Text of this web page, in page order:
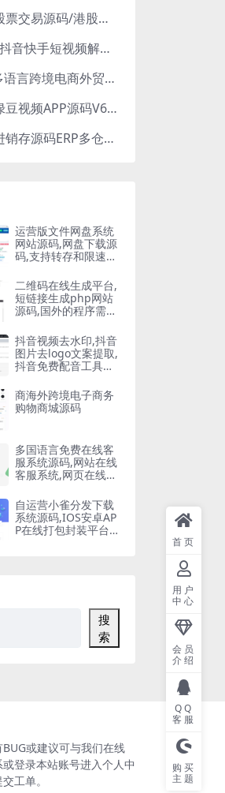
海外股票交易源码/港股泰股/美股源码/印度股源码/马拉西亚股票源码/国际股票配资
2024 抖音快手短视频解析去水印php源码
Java多语言跨境电商外贸商城TikToKshop内嵌商城I商家入驻I一键铺
新版绿豆视频APP源码V6.6 免授权插件版
PHP进销存源码ERP多仓库管理系统 手机版进销存 php网络版进销存小程序
运营版文件网盘系统
网站源码,网盘下载源
码,支持转存和限速下
二维码在线生成平台,
短链接生成php网站
源码,国外的程序需要
抖音视频去水印,抖音
图片去logo文案提取,
抖音免费配音工具大
商海外跨境电子商务
购物商城源码
多国语言免费在线客
服系统源码,网站在线
客服系统,网页在线客
平台
自运营小雀分发下载
系统源码,IOS安卓AP
P在线打包封装平台,
搜
索
BUG或建议可与我们在线
或登录本站账号进入个人中
工单。
首页
用户
中心
会员
介绍
QQ
客服
购买
主题